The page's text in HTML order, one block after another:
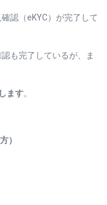
認（eKYC）が完了して
も完了しているが、ま
ます。
）